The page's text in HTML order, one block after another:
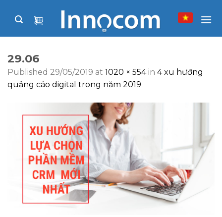
29.06
Published 29/05/2019 at 1020 × 554in 4 xu hướng
quảng cáo digital trong năm 2019